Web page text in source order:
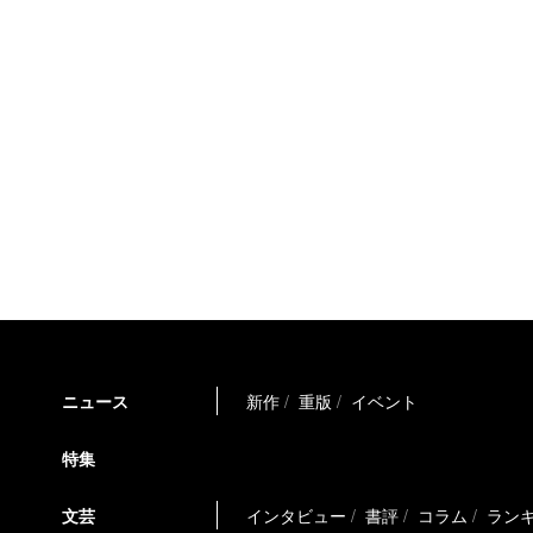
ニュース 新作 重版 イベント
特集
文芸 インタビュー 書評 コラム ラン